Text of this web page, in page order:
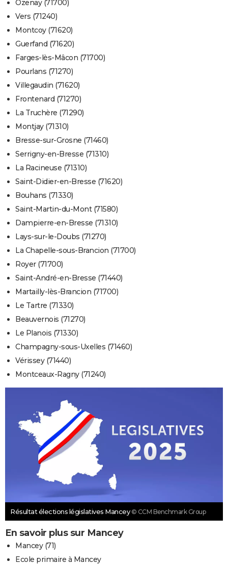
Ozenay (71700)
Vers (71240)
Montcoy (71620)
Guerfand (71620)
Farges-lès-Mâcon (71700)
Pourlans (71270)
Villegaudin (71620)
Frontenard (71270)
La Truchère (71290)
Montjay (71310)
Bresse-sur-Grosne (71460)
Serrigny-en-Bresse (71310)
La Racineuse (71310)
Saint-Didier-en-Bresse (71620)
Bouhans (71330)
Saint-Martin-du-Mont (71580)
Dampierre-en-Bresse (71310)
Lays-sur-le-Doubs (71270)
La Chapelle-sous-Brancion (71700)
Royer (71700)
Saint-André-en-Bresse (71440)
Martailly-lès-Brancion (71700)
Le Tartre (71330)
Beauvernois (71270)
Le Planois (71330)
Champagny-sous-Uxelles (71460)
Vérissey (71440)
Montceaux-Ragny (71240)
Résultat élections législatives Mancey © CCM Benchmark Group
En savoir plus sur Mancey
Mancey (71)
Ecole primaire à Mancey